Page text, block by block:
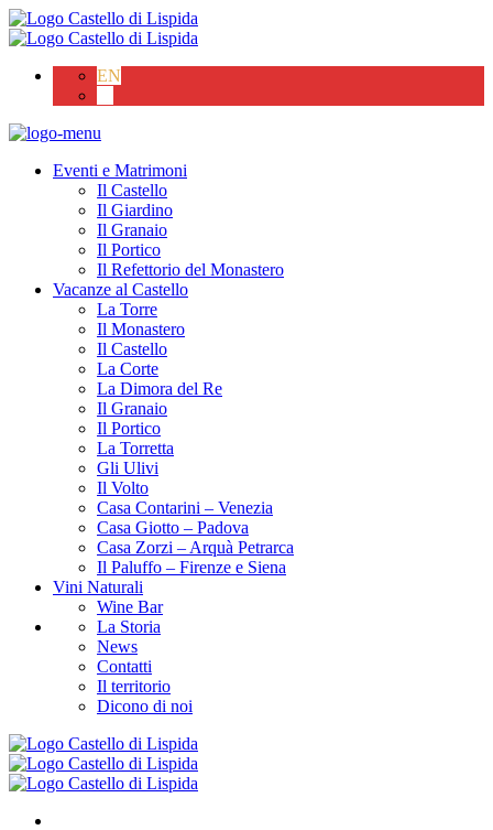
EN
Eventi e Matrimoni
Il Castello
Il Giardino
Il Granaio
Il Portico
Il Refettorio del Monastero
Vacanze al Castello
La Torre
Il Monastero
Il Castello
La Corte
La Dimora del Re
Il Granaio
Il Portico
La Torretta
Gli Ulivi
Il Volto
Casa Contarini – Venezia
Casa Giotto – Padova
Casa Zorzi – Arquà Petrarca
Il Paluffo – Firenze e Siena
Vini Naturali
Wine Bar
La Storia
News
Contatti
Il territorio
Dicono di noi